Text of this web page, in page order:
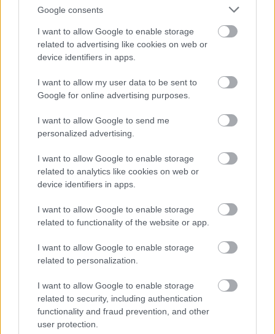
Google consents
I want to allow Google to enable storage
related to advertising like cookies on web or
device identifiers in apps.
I want to allow my user data to be sent to
Google for online advertising purposes.
I want to allow Google to send me
personalized advertising.
I want to allow Google to enable storage
related to analytics like cookies on web or
device identifiers in apps.
I want to allow Google to enable storage
related to functionality of the website or app.
I want to allow Google to enable storage
related to personalization.
I want to allow Google to enable storage
related to security, including authentication
functionality and fraud prevention, and other
user protection.
„NEM TÖBB EZER EMBERRE UTAZUNK, HANEM
EGY MÁIG FELDOLGOZATLAN ZSIDÓ FELKELÉS
RÉSZLETEIT REKONSTRUÁLJÁK
A bejegyzés trackback címe:
https://kulturpart.hu/api/trackback/id/7871468
vonatkozó jogszabályok
értelmében felhasználói tartalomnak
szolgáltatás technikaiüzemeltetője semmilyen felelősséget
nem vállal, azokat nem ellenőrzi. Kifogás esetén forduljon a blog szerkesztőjéhez.
Részletek a